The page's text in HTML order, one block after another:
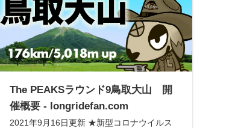
The PEAKSラウンド9鳥取大山 開
催概要 - longridefan.com
2021年9月16日更新 ★新型コロナウイルス